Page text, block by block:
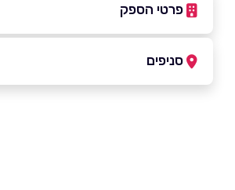
פרטי הספק
סניפים